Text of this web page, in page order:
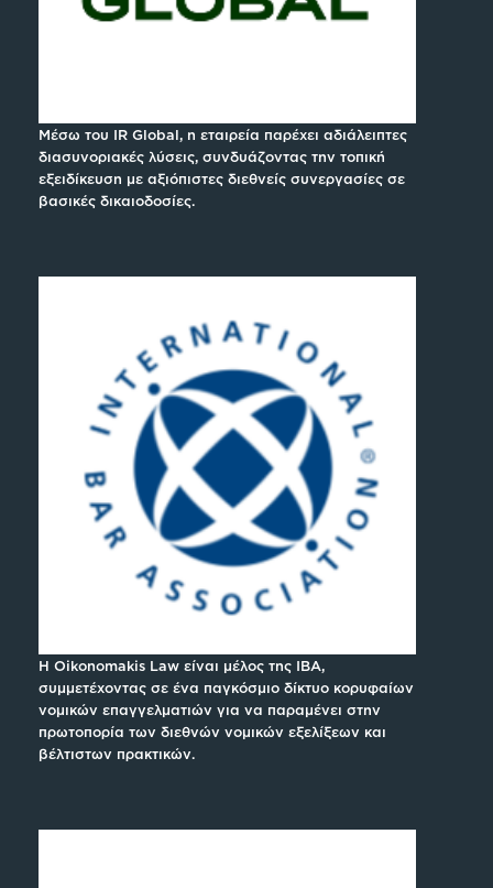
Μέσω του IR Global, η εταιρεία παρέχει αδιάλειπτες
διασυνοριακές λύσεις, συνδυάζοντας την τοπική
εξειδίκευση με αξιόπιστες διεθνείς συνεργασίες σε
βασικές δικαιοδοσίες.
H Oikonomakis Law είναι μέλος της IBA,
συμμετέχοντας σε ένα παγκόσμιο δίκτυο κορυφαίων
νομικών επαγγελματιών για να παραμένει στην
πρωτοπορία των διεθνών νομικών εξελίξεων και
βέλτιστων πρακτικών.